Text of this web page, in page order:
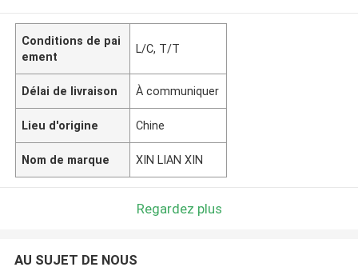
Conditions de pai
ement
L/C, T/T
Délai de livraison À communiquer
Lieu d'origine Chine
Nom de marque XIN LIAN XIN
Regardez plus
AU SUJET DE NOUS